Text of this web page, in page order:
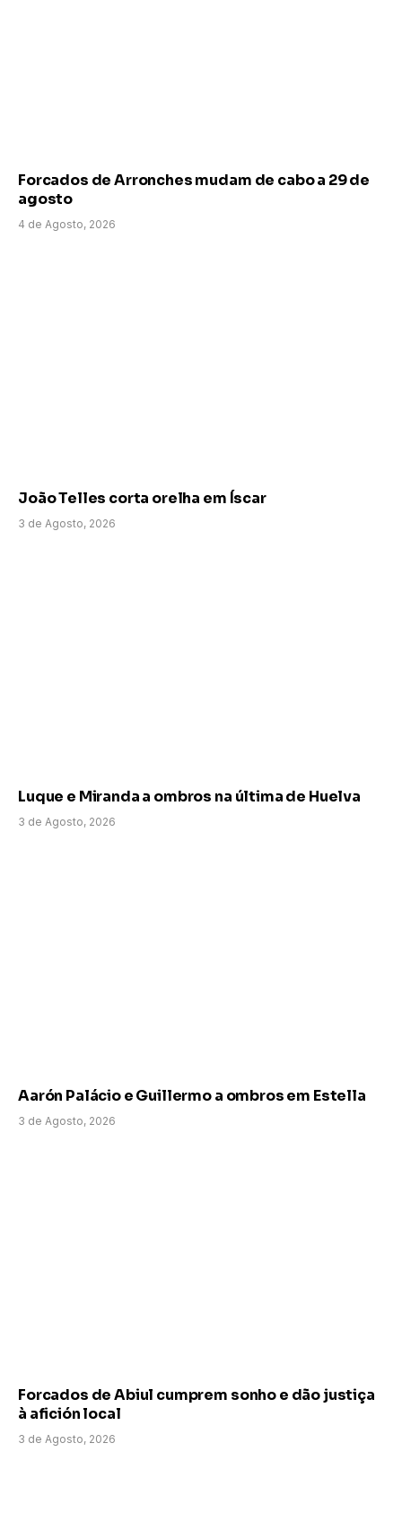
Forcados de Arronches mudam de cabo a 29 de
agosto
4 de Agosto, 2026
João Telles corta orelha em Íscar
3 de Agosto, 2026
Luque e Miranda a ombros na última de Huelva
3 de Agosto, 2026
Aarón Palácio e Guillermo a ombros em Estella
3 de Agosto, 2026
Forcados de Abiul cumprem sonho e dão justiça
à afición local
3 de Agosto, 2026